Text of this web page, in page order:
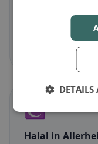
Senza glutine
Opzioni senza
☪️
Halal in
DETAILS